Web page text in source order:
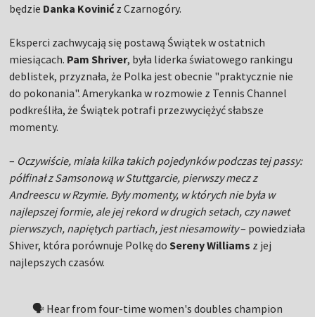
będzie Danka Kovinićz Czarnogóry.
Eksperci zachwycają się postawą Świątek w ostatnich
miesiącach. Pam Shriver, była liderka światowego rankingu
deblistek, przyznała, że Polka jest obecnie "praktycznie nie
do pokonania". Amerykanka w rozmowie z Tennis Channel
podkreśliła, że Świątek potrafi przezwyciężyć słabsze
momenty.
– Oczywiście, miała kilka takich pojedynków podczas tej passy:
półfinał z Samsonową w Stuttgarcie, pierwszy mecz z
Andreescu w Rzymie. Były momenty, w których nie była w
najlepszej formie, ale jej rekord w drugich setach, czy nawet
pierwszych, napiętych partiach, jest niesamowity– powiedziała
Shiver, która porównuje Polkę doSereny Williams z jej
najlepszych czasów.
🗣️ Hear from four-time women's doubles champion